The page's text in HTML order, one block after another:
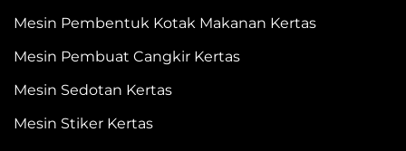
Mesin Pembentuk Kotak Makanan Kertas
Mesin Pembuat Cangkir Kertas
Mesin Sedotan Kertas
Mesin Stiker Kertas